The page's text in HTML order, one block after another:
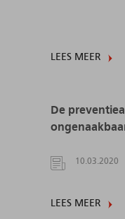
LEES MEER
De
10.03.2020
LEES MEER